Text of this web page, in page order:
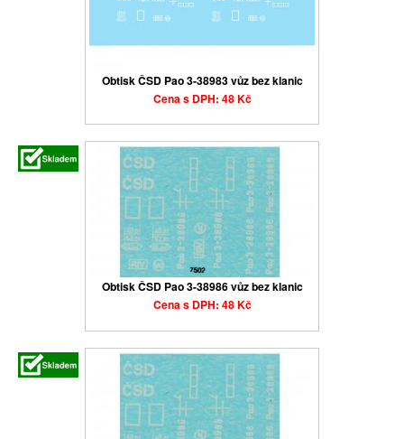
Obtisk ČSD Pao 3-38983 vůz bez klanic
Cena s DPH: 48 Kč
Obtisk ČSD Pao 3-38986 vůz bez klanic
Cena s DPH: 48 Kč